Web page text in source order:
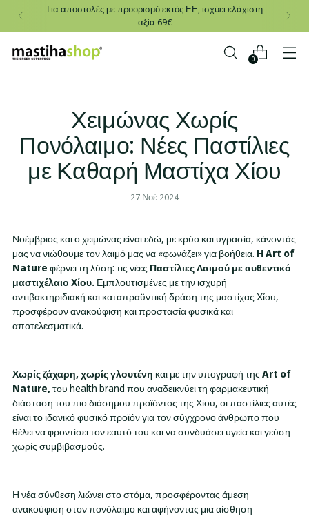
Για αποστολές με προορισμό εκτός ΕΕ, ισχύει ελάχιστη
αξία 69€
0
Χειμώνας Χωρίς
Πονόλαιμο: Νέες Παστίλιες
με Καθαρή Μαστίχα Χίου
27 Νοέ 2024
Νοέμβριος και ο χειμώνας είναι εδώ, με κρύο και υγρασία, κάνοντάς
μας να νιώθουμε τον λαιμό μας να «φωνάζει» για βοήθεια. Η Art of
Nature φέρνει τη λύση: τις νέες Παστίλιες Λαιμού με αυθεντικό
μαστιχέλαιο Χίου. Εμπλουτισμένες με την ισχυρή
αντιβακτηριδιακή και καταπραϋντική δράση της μαστίχας Χίου,
προσφέρουν ανακούφιση και προστασία φυσικά και
αποτελεσματικά.
Χωρίς ζάχαρη, χωρίς γλουτένη και με την υπογραφή της Art of
Nature, του health brand που αναδεικνύει τη φαρμακευτική
διάσταση του πιο διάσημου προϊόντος της Χίου, οι παστίλιες αυτές
είναι το ιδανικό φυσικό προϊόν για τον σύγχρονο άνθρωπο που
θέλει να φροντίσει τον εαυτό του και να συνδυάσει υγεία και γεύση
χωρίς συμβιβασμούς.
Η νέα σύνθεση λιώνει στο στόμα, προσφέροντας άμεση
ανακούφιση στον πονόλαιμο και αφήνοντας μια αίσθηση